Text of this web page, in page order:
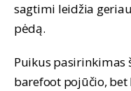
sagtimi leidžia
pėdą.
Puikus pasirinkimas
barefoot pojūčio,